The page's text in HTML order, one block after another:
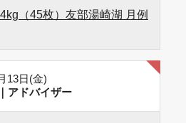
（45枚）友部湯崎湖 月例
13日(金)
アドバイザー